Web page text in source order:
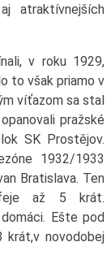
atraktívnejších
v roku 1929,
to však priamo v
víťazom sa stal
pražské
SK Prostějov.
1932/1933
Bratislava. Ten
až 5 krát.
Ešte pod
krát,v novodobej